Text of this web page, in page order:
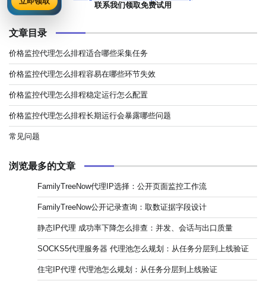
联系我们领取免费试用
文章目录
价格监控代理怎么排程适合哪些采集任务
价格监控代理怎么排程容易在哪些环节失效
价格监控代理怎么排程稳定运行怎么配置
价格监控代理怎么排程长期运行会暴露哪些问题
常见问题
浏览最多的文章
FamilyTreeNow代理IP选择：公开页面监控工作流
FamilyTreeNow公开记录查询：取数证据字段设计
静态IP代理 成功率下降怎么排查：并发、会话与出口质量
SOCKS5代理服务器 代理池怎么规划：从任务分层到上线验证
住宅IP代理 代理池怎么规划：从任务分层到上线验证